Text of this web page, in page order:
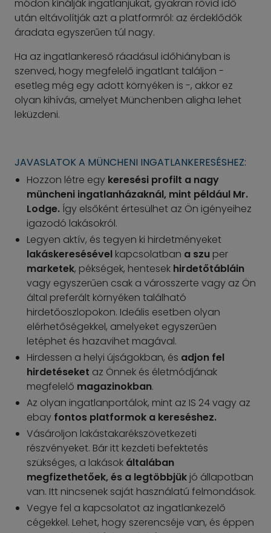
módon kínálják ingatlanjukat, gyakran rövid idő
után eltávolítják azt a platformról: az érdeklődők
áradata egyszerűen túl nagy.
Ha az ingatlankereső ráadásul időhiányban is
szenved, hogy megfelelő ingatlant találjon -
esetleg még egy adott környéken is -, akkor ez
olyan kihívás, amelyet Münchenben aligha lehet
leküzdeni.
JAVASLATOK A MÜNCHENI INGATLANKERESÉSHEZ:
Hozzon létre egy keresési profilt a nagy
müncheni ingatlanházaknál, mint például Mr.
Lodge. Így elsőként értesülhet az Ön igényeihez
igazodó lakásokról.
Legyen aktív, és tegyen ki hirdetményeket
lakáskeresésével kapcsolatban a szu per
marketek, pékségek, hentesek hirdetőtábláin
vagy egyszerűen csak a városszerte vagy az Ön
által preferált környéken található
hirdetőoszlopokon. Ideális esetben olyan
elérhetőségekkel, amelyeket egyszerűen
letéphet és hazavihet magával.
Hirdessen a helyi újságokban, és adjon fel
hirdetéseket az Önnek és életmódjának
megfelelő magazinokban.
Az olyan ingatlanportálok, mint az IS 24 vagy az
ebay fontos platformok a kereséshez.
Vásároljon lakástakarékszövetkezeti
részvényeket. Bár itt kezdeti befektetés
szükséges, a lakások általában
megfizethetőek, és a legtöbbjük jó állapotban
van. Itt nincsenek saját használatú felmondások.
Vegye fel a kapcsolatot az ingatlankezelő
cégekkel. Lehet, hogy szerencséje van, és éppen